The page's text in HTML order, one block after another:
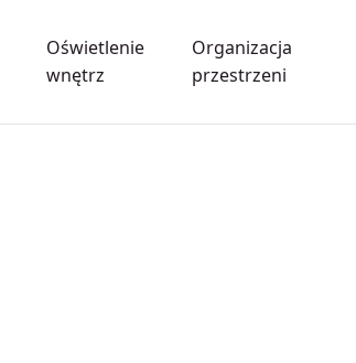
Oświetlenie
wnętrz
Organizacja
przestrzeni